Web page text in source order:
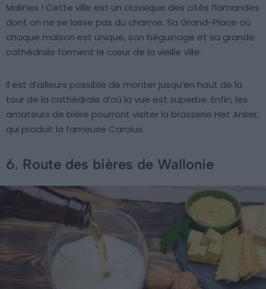
Malines ! Cette ville est un classique des cités flamandes
dont on ne se lasse pas du charme. Sa Grand-Place où
chaque maison est unique, son béguinage et sa grande
cathédrale forment le cœur de la vieille ville.
Il est d’ailleurs possible de monter jusqu’en haut de la
tour de la cathédrale d’où la vue est superbe. Enfin, les
amateurs de bière pourront visiter la brasserie Het Anker,
qui produit la fameuse Carolus.
6. Route des bières de Wallonie